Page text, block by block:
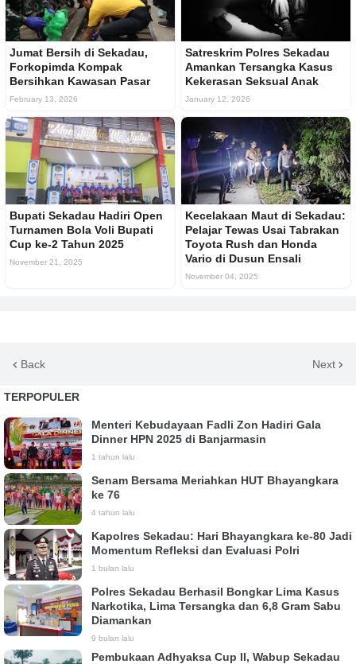
Jumat Bersih di Sekadau,
Forkopimda Kompak
Bersihkan Kawasan Pasar
February 13, 2026
Satreskrim Polres Sekadau
Amankan Tersangka Kasus
Kekerasan Seksual Anak
January 12, 2026
Bupati Sekadau Hadiri Open
Turnamen Bola Voli Bupati
Cup ke-2 Tahun 2025
November 21, 2025
Kecelakaan Maut di Sekadau:
Pelajar Tewas Usai Tabrakan
Toyota Rush dan Honda
Vario di Dusun Ensali
November 04, 2025
Back Next
TERPOPULER
Menteri Kebudayaan Fadli Zon Hadiri Gala
Dinner HPN 2025 di Banjarmasin
1 tahun lalu
Senam Bersama Meriahkan HUT Bhayangkara
ke 76
4 tahun lalu
Kapolres Sekadau: Hari Bhayangkara ke-80 Jadi
Momentum Refleksi dan Evaluasi Polri
1 bulan lalu
Polres Sekadau Berhasil Bongkar Lima Kasus
Narkotika, Lima Tersangka dan 6,8 Gram Sabu
Diamankan
9 bulan lalu
Pembukaan Adhyaksa Cup II, Wabup Sekadau